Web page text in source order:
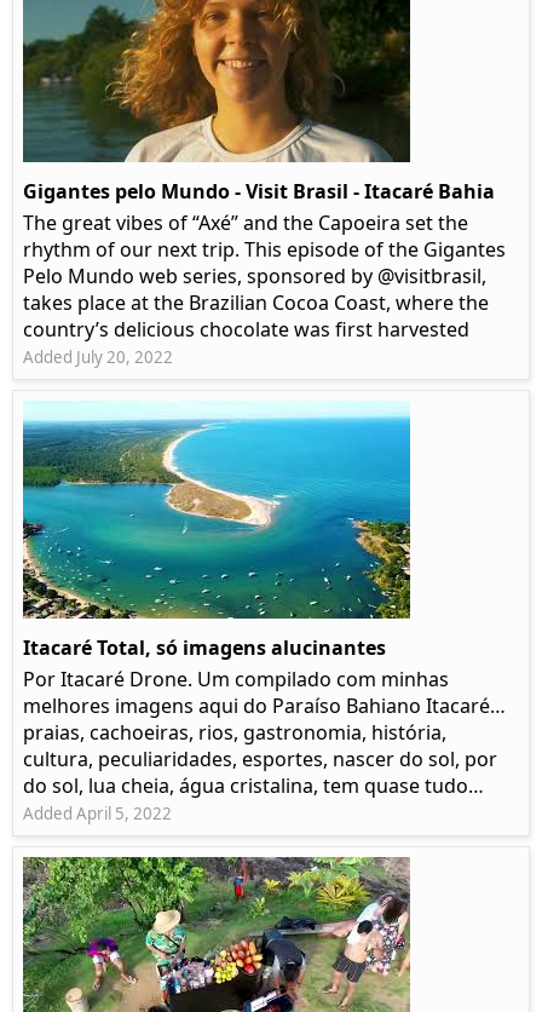
Gigantes pelo Mundo - Visit Brasil - Itacaré Bahia
The great vibes of “Axé” and the Capoeira set the
rhythm of our next trip. This episode of the Gigantes
Pelo Mundo web series, sponsored by @visitbrasil,
takes place at the Brazilian Cocoa Coast, where the
country’s delicious chocolate was first harvested
Added July 20, 2022
Itacaré Total, só imagens alucinantes
Por Itacaré Drone. Um compilado com minhas
melhores imagens aqui do Paraíso Bahiano Itacaré…
praias, cachoeiras, rios, gastronomia, história,
cultura, peculiaridades, esportes, nascer do sol, por
do sol, lua cheia, água cristalina, tem quase tudo…
Added April 5, 2022